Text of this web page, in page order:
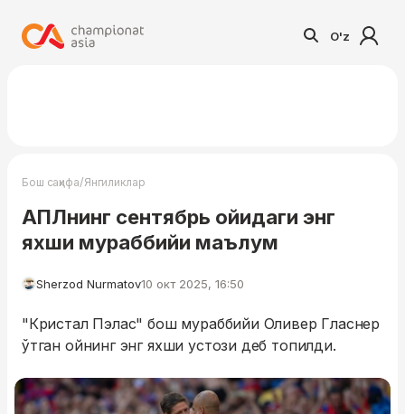
O'z
Бош саҳифа/Янгиликлар
АПЛнинг сентябрь ойидаги энг
яхши мураббийи маълум
Sherzod Nurmatov10 окт 2025, 16:50
"Кристал Пэлас" бош мураббийи Оливер Гласнер
ўтган ойнинг энг яхши устози деб топилди.